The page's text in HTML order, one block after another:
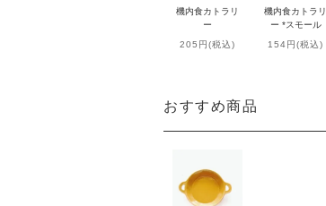
機内食カトラリ
ー
205円(税込)
機内食カトラリ
ー *スモール
154円(税込)
おすすめ商品